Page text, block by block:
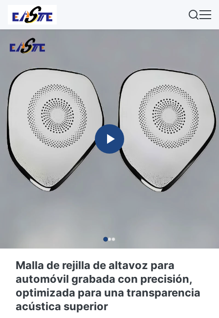
Malla de rejilla de altavoz para
automóvil grabada con precisión,
optimizada para una transparencia
acústica superior